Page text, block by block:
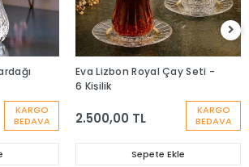
KARGO
BEDAVA
KARGO
BEDAVA
Eva Lizbon Royal Çay Seti -
6 Kişilik
2.500,00 TL
Sepete Ekle